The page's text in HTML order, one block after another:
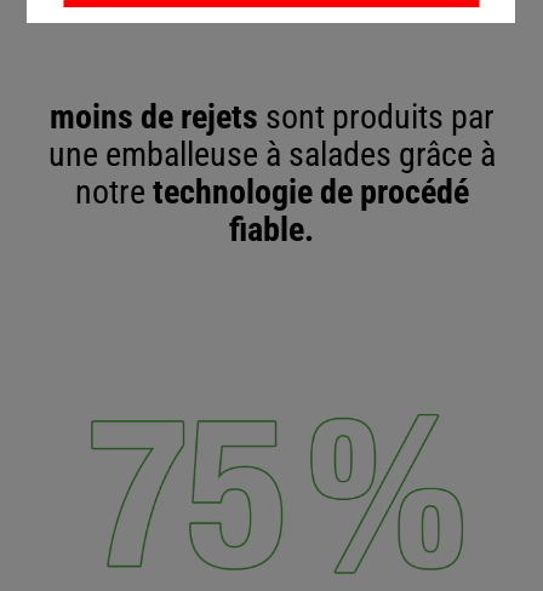
moins de rejets sont produits par
une emballeuse à salades grâce à
notre technologie de procédé
fiable.